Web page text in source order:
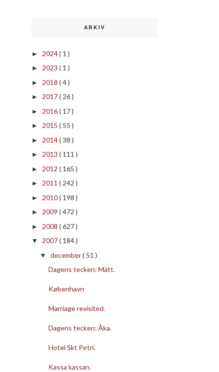
ARKIV
► 2024( 1 )
► 2023 ( 1 )
► 2018 ( 4 )
► 2017( 26 )
► 2016( 17 )
► 2015 ( 55 )
► 2014( 38 )
► 2013 ( 111 )
► 2012 ( 165 )
► 2011 ( 242 )
► 2010( 198 )
► 2009 ( 472 )
► 2008 ( 627 )
▼ 2007( 184 )
▼ december( 51 )
Dagens tecken: Mätt.
København
Marriage revisited.
Dagens tecken: Åka.
Hotel Skt Petri.
Kassa kassan.